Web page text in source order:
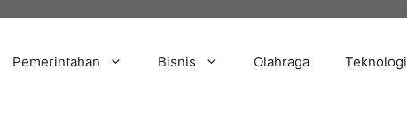
Pemerintahan Bisnis Olahraga Teknologi